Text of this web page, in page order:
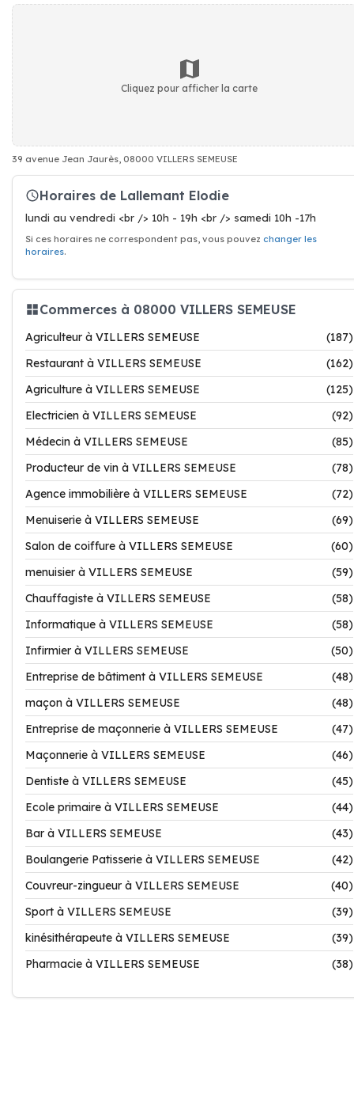
Cliquez pour afficher la carte
39 avenue Jean Jaurès, 08000 VILLERS SEMEUSE
Horaires de Lallemant Elodie
lundi au vendredi <br /> 10h - 19h <br /> samedi 10h -17h
Si ces horaires ne correspondent pas, vous pouvez changer les
horaires.
Commerces à 08000 VILLERS SEMEUSE
Agriculteur à VILLERS SEMEUSE
(187)
Restaurant à VILLERS SEMEUSE
(162)
Agriculture à VILLERS SEMEUSE
(125)
Electricien à VILLERS SEMEUSE
(92)
Médecin à VILLERS SEMEUSE
(85)
Producteur de vin à VILLERS SEMEUSE
(78)
Agence immobilière à VILLERS SEMEUSE
(72)
Menuiserie à VILLERS SEMEUSE
(69)
Salon de coiffure à VILLERS SEMEUSE
(60)
menuisier à VILLERS SEMEUSE
(59)
Chauffagiste à VILLERS SEMEUSE
(58)
Informatique à VILLERS SEMEUSE
(58)
Infirmier à VILLERS SEMEUSE
(50)
Entreprise de bâtiment à VILLERS SEMEUSE
(48)
maçon à VILLERS SEMEUSE
(48)
Entreprise de maçonnerie à VILLERS SEMEUSE
(47)
Maçonnerie à VILLERS SEMEUSE
(46)
Dentiste à VILLERS SEMEUSE
(45)
Ecole primaire à VILLERS SEMEUSE
(44)
Bar à VILLERS SEMEUSE
(43)
Boulangerie Patisserie à VILLERS SEMEUSE
(42)
Couvreur-zingueur à VILLERS SEMEUSE
(40)
Sport à VILLERS SEMEUSE
(39)
kinésithérapeute à VILLERS SEMEUSE
(39)
Pharmacie à VILLERS SEMEUSE
(38)